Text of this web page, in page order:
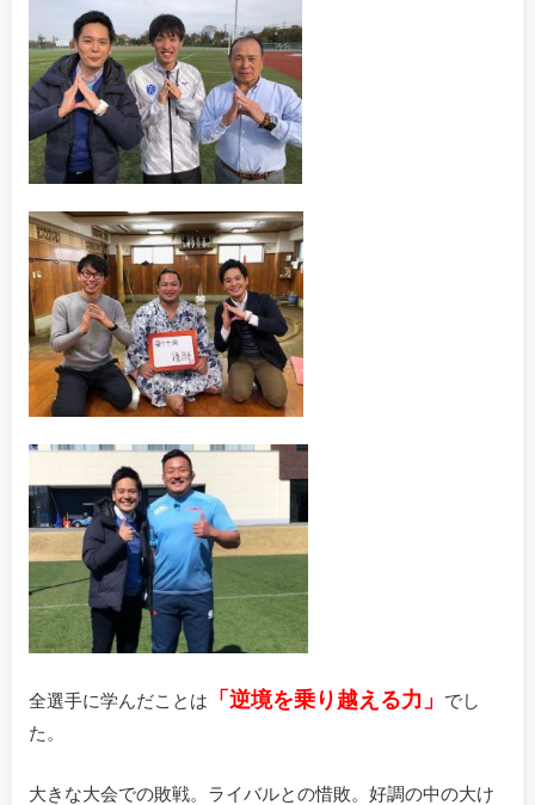
全選手に学んだことは 「逆境を乗り越える力」
でし
た。
大きな大会での敗戦。ライバルとの惜敗。好調の中の大け